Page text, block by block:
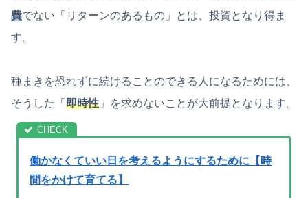
費でない「リターンのあるもの」とは、投資となり得ま
す。
種まきを恐れずに続けることのできる人になるためには、
そうした「 即時性 」を求めないことが大前提となります。
働かなくていい日を考えるようにするために【時
間をかけて育てる】